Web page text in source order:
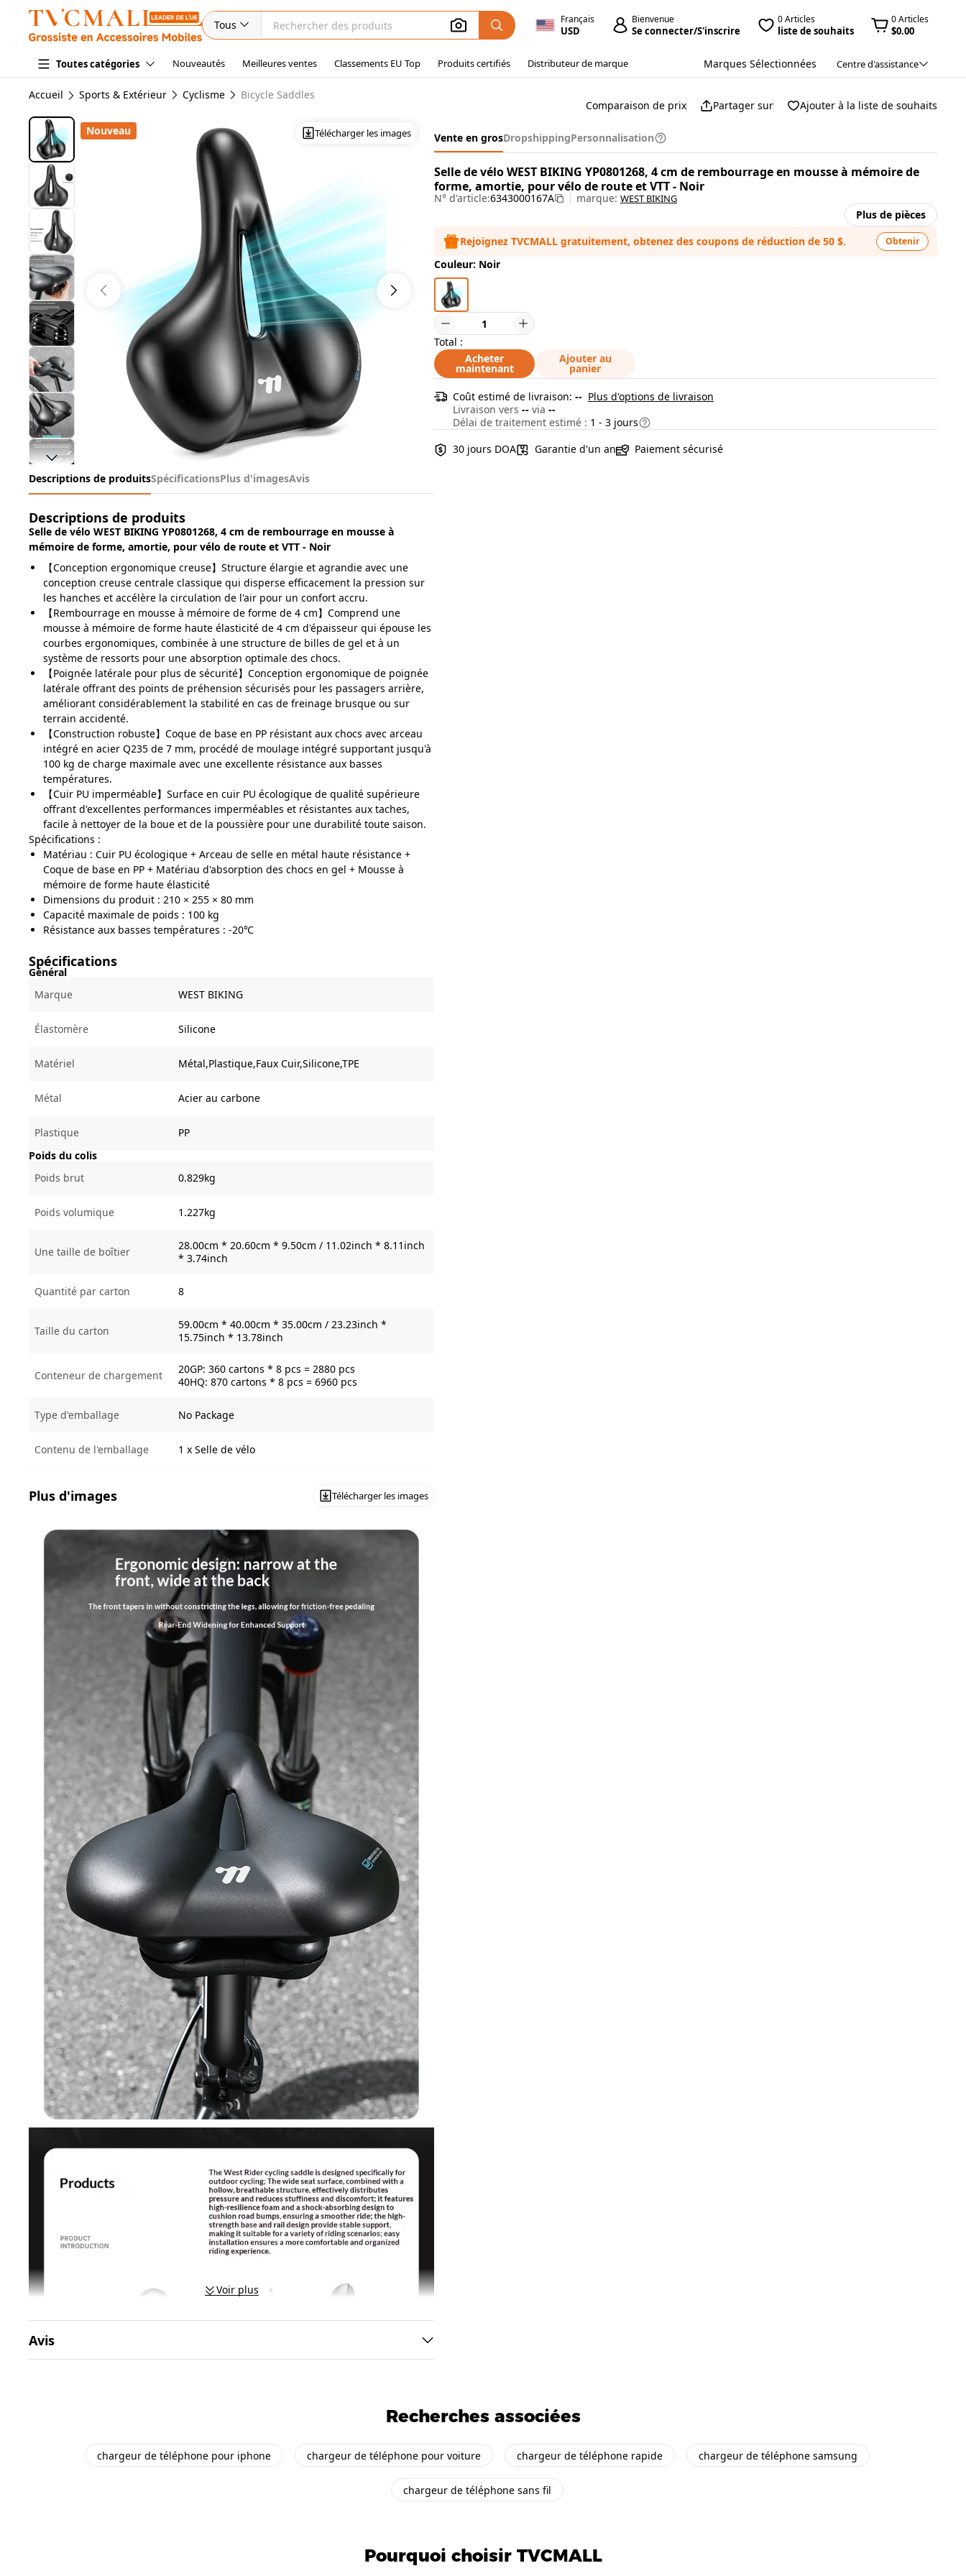
Tous Français
USD
Bienvenue
Se connecter/S'inscrire
0 Articles
liste de souhaits
0 Articles
$0.00
Toutes catégories Nouveautés Meilleures ventes Classements EU Top Produits certifiés Distributeur de marque Marques Sélectionnées Centre d'assistance
Accueil Sports & Extérieur Cyclisme Bicycle Saddles
Nouveau Télécharger les images
Descriptions de produitsSpécificationsPlus d'imagesAvis
Descriptions de produits
Selle de vélo WEST BIKING YP0801268, 4 cm de rembourrage en mousse à
mémoire de forme, amortie, pour vélo de route et VTT - Noir
【Conception ergonomique creuse】Structure élargie et agrandie avec une
conception creuse centrale classique qui disperse efficacement la pression sur
les hanches et accélère la circulation de l'air pour un confort accru.
【Rembourrage en mousse à mémoire de forme de 4 cm】Comprend une
mousse à mémoire de forme haute élasticité de 4 cm d'épaisseur qui épouse les
courbes ergonomiques, combinée à une structure de billes de gel et à un
système de ressorts pour une absorption optimale des chocs.
【Poignée latérale pour plus de sécurité】Conception ergonomique de poignée
latérale offrant des points de préhension sécurisés pour les passagers arrière,
améliorant considérablement la stabilité en cas de freinage brusque ou sur
terrain accidenté.
【Construction robuste】Coque de base en PP résistant aux chocs avec arceau
intégré en acier Q235 de 7 mm, procédé de moulage intégré supportant jusqu'à
100 kg de charge maximale avec une excellente résistance aux basses
températures.
【Cuir PU imperméable】Surface en cuir PU écologique de qualité supérieure
offrant d'excellentes performances imperméables et résistantes aux taches,
facile à nettoyer de la boue et de la poussière pour une durabilité toute saison.
Spécifications :
Matériau : Cuir PU écologique + Arceau de selle en métal haute résistance +
Coque de base en PP + Matériau d'absorption des chocs en gel + Mousse à
mémoire de forme haute élasticité
Dimensions du produit : 210 × 255 × 80 mm
Capacité maximale de poids : 100 kg
Résistance aux basses températures : -20℃
Spécifications
Général
Marque
WEST BIKING
Élastomère Silicone
Matériel Métal,Plastique,Faux Cuir,Silicone,TPE
Métal Acier au carbone
Plastique
PP
Poids du colis
Poids brut
0.829kg
Poids volumique 1.227kg
Une taille de boîtier
28.00cm * 20.60cm * 9.50cm / 11.02inch * 8.11inch
* 3.74inch
Quantité par carton 8
Taille du carton
59.00cm * 40.00cm * 35.00cm / 23.23inch *
15.75inch * 13.78inch
Conteneur de chargement
20GP: 360 cartons * 8 pcs = 2880 pcs
40HQ: 870 cartons * 8 pcs = 6960 pcs
Type d'emballage No Package
Contenu de l'emballage 1 x Selle de vélo
Plus d'images Télécharger les images
Voir plus
Avis
Comparaison de prix Partager sur Ajouter à la liste de souhaits
Vente en grosDropshippingPersonnalisation
Selle de vélo WEST BIKING YP0801268, 4 cm de rembourrage en mousse à mémoire de
forme, amortie, pour vélo de route et VTT - Noir
N° d'article:6343000167A marque: WEST BIKING
Plus de pièces
Rejoignez TVCMALL gratuitement, obtenez des coupons de réduction de 50 $.
Obtenir
Couleur: Noir
Total :
Acheter
maintenant
Ajouter au
panier
Coût estimé de livraison: -- Plus d'options de livraison
Livraison vers -- via --
Délai de traitement estimé : 1 - 3 jours
30 jours DOA
Garantie d'un an Paiement sécurisé
Recherches associées
chargeur de téléphone pour iphone chargeur de téléphone pour voiture chargeur de téléphone rapide chargeur de téléphone samsung
chargeur de téléphone sans fil
Pourquoi choisir TVCMALL